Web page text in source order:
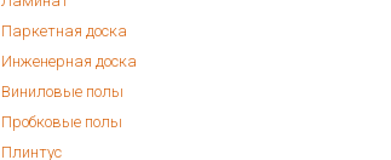
Паркетная доска
Инженерная доска
Виниловые полы
Пробковые полы
Плинтус